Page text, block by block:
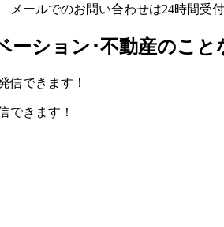
メールでのお問い合わせは24時間受付
信できます！
できます！